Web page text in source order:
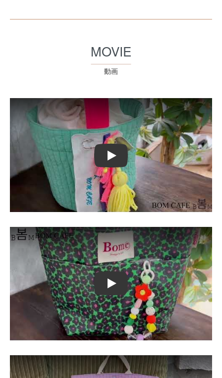
MOVIE
動画
Play
Play